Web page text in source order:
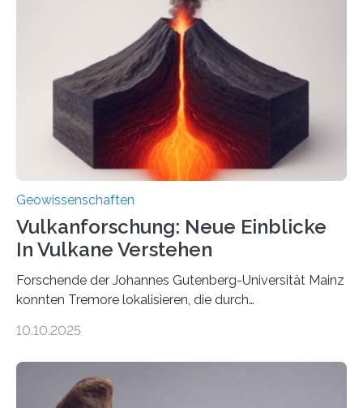
Röntgenquelle zu kartieren. Ihre Analyse zeigt, dass
diese Partikel es den Organismen ermöglicht haben
könnten, winzige Schwankungen sowohl in der
Richtung als auch in der Intensität des Erdmagnetfelds
wahrzunehmen. Dadurch konnten sie sich verorten und
über den Ozean navigieren. Vor einigen Jahren…
Geowissenschaften
Vulkanforschung: Neue Einblicke
In Vulkane Verstehen
Forschende der Johannes Gutenberg-Universität Mainz
konnten Tremore lokalisieren, die durch
Vulkan? Was passiert in der Erde darunter? Wo
erzeugt durch Magma oder Gase, die sich durch
Schlote einen Weg nach oben bahnen? Jun.-Prof. Dr.
10.10.2025